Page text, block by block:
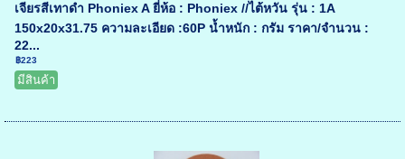
เจียรสีเทาดำ Phoniex A ยี่ห้อ : Phoniex //ไต้หวัน รุ่น : 1A
150x20x31.75 ความละเอียด :60P น้ำหนัก : กรัม ราคา/จำนวน :
22...
฿223
มีสินค้า